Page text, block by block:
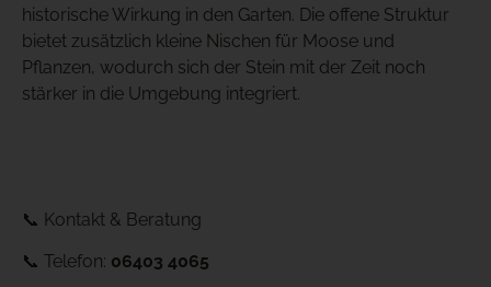
historische Wirkung in den Garten. Die offene Struktur
bietet zusätzlich kleine Nischen für Moose und
Pflanzen, wodurch sich der Stein mit der Zeit noch
stärker in die Umgebung integriert.
📞 Kontakt & Beratung
📞 Telefon: 06403 4065